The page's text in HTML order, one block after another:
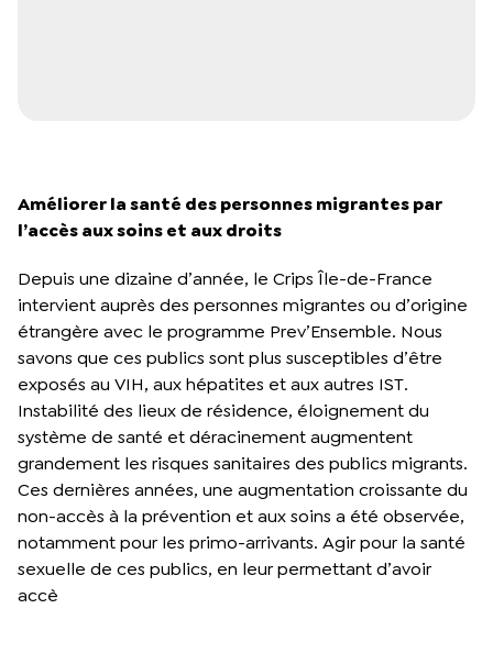
Améliorer la santé des personnes migrantes par
l’accès aux soins et aux droits
Depuis une dizaine d’année, le Crips Île-de-France
intervient auprès des personnes migrantes ou d’origine
étrangère avec le programme Prev’Ensemble. Nous
savons que ces publics sont plus susceptibles d’être
exposés au VIH, aux hépatites et aux autres IST.
Instabilité des lieux de résidence, éloignement du
système de santé et déracinement augmentent
grandement les risques sanitaires des publics migrants.
Ces dernières années, une augmentation croissante du
non-accès à la prévention et aux soins a été observée,
notamment pour les primo-arrivants. Agir pour la santé
sexuelle de ces publics, en leur permettant d’avoir
accè